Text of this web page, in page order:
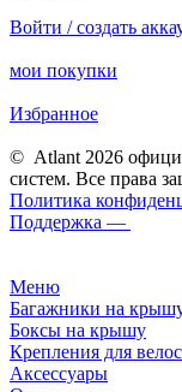
Войти / создать
мои покупки
Избранное
© Atlant 2026
систем. Все права
Политика
Поддержка —
Меню
Багажники на
Боксы на крышу
Крепления для
Аксессуары